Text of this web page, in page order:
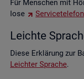
Für Men­schen mit
lo­se
Ser­vice­te­le­fon
Leich­te
Diese Er­klä­rung zur
Leich­ter Spra­che.